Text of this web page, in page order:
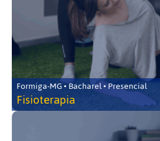
Formiga-MG • Bacharel • Presencial
Fisioterapia